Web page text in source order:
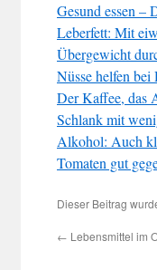
Gesund essen –
Leberfett: Mit
Übergewicht
Nüsse helfen bei
Der Kaffee, das
Schlank mit
Alkohol: Auch
Tomaten gut
Dieser Beitrag
← Lebensmittel im